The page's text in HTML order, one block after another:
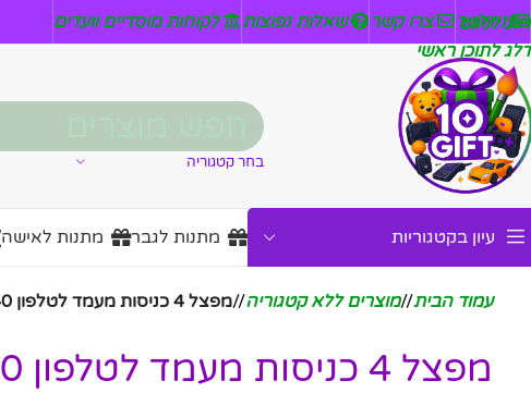
דלג לניווט
דלג לתוכן ראשי
ניזלטר צרו קשר שאלות נפוצות לקוחות מוסדיים וועדים
בחר קטגוריה
עיון בקטגוריות מתנות לגבר מתנות לאישה
עמוד הבית/ מוצרים ללא קטגוריה/ מפצל 4 כניסות מעמד לטלפון NY-6440
מפצל 4 כניסות מעמד לטלפון NY-6440